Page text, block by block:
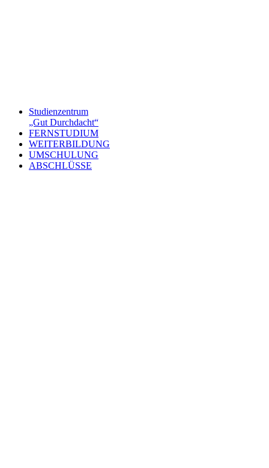
Studienzentrum
„Gut Durchdacht“
FERNSTUDIUM
WEITERBILDUNG
UMSCHULUNG
ABSCHLÜSSE